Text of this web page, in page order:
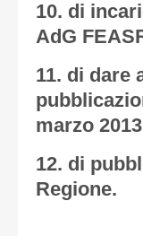
10. di
AdG
11. di dare
marzo
12. di
Regione.